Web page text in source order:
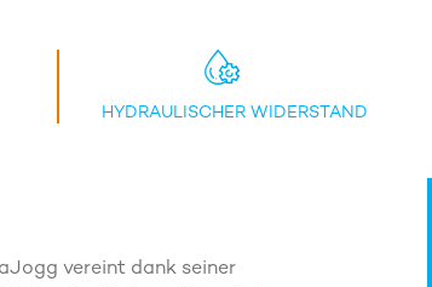
HYDRAULISCHER WIDERSTAND
vereint dank seiner